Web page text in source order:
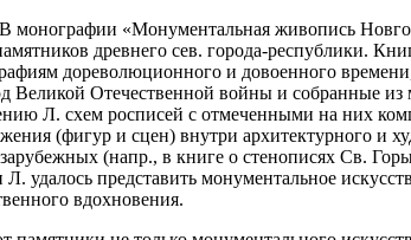
монографии «Монументальная живопись
древнего сев. города-республики.
дореволюционного и довоенного
Отечественной войны и собранные из
Л. схем росписей с отмеченными на них
(фигур и сцен) внутри архитектурного и
(напр., в книге о стенописях Св.
представить монументальное
вдохновения.